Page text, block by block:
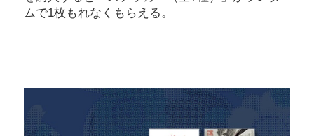
ムで1枚もれなくもらえる。